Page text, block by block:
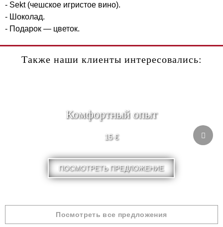
- Sekt (чешское игристое вино).
- Шоколад.
- Подарок — цветок.
Также наши клиенты интересовались:
Комфортный опыт
15 €
ПОСМОТРЕТЬ ПРЕДЛОЖЕНИЕ
Посмотреть все предложения